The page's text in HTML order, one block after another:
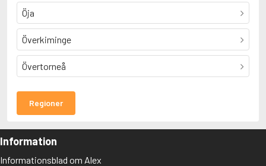
Öja
Överkiminge
Övertorneå
Regioner
Information
Informationsblad om Alex